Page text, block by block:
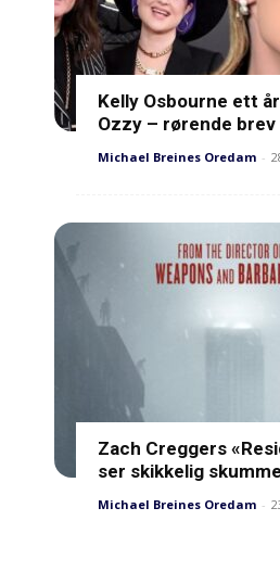
Kelly Osbourne ett
Ozzy – rørende brev
Michael Breines Oredam -
Zach Creggers
ser skikkelig
Michael Breines Oredam -